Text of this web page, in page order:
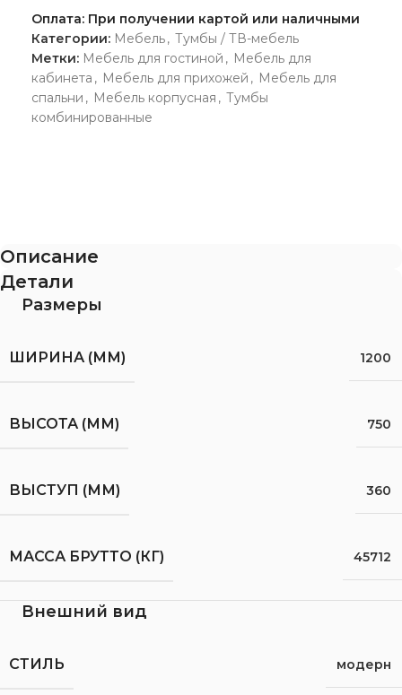
Оплата: При получении картой или наличными
Категории: Мебель, Тумбы / ТВ-мебель
Метки: Мебель для гостиной , Мебель для
кабинета , Мебель для прихожей , Мебель для
спальни , Мебель корпусная , Тумбы
комбинированные
Описание
Детали
Размеры
ШИРИНА (ММ) 1200
ВЫСОТА (ММ) 750
ВЫСТУП (ММ) 360
МАССА БРУТТО (КГ) 45712
Внешний вид
СТИЛЬ модерн